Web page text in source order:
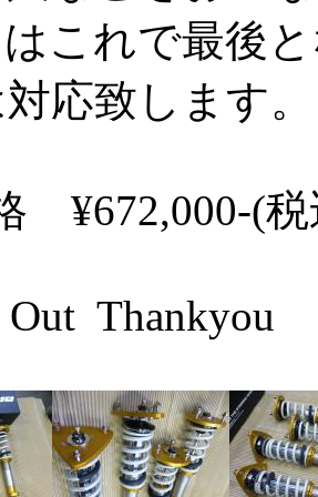
これで最後
応致します。
(税
Thankyou